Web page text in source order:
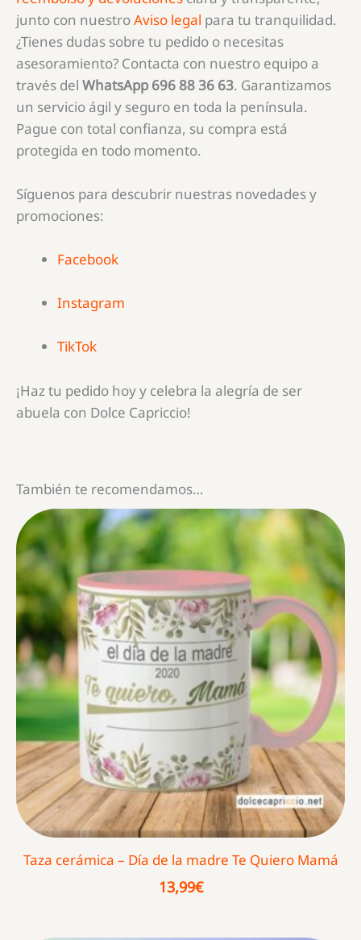
junto con nuestroAviso legal para tu tranquilidad.
¿Tienes dudas sobre tu pedido o necesitas
asesoramiento? Contacta con nuestro equipo a
través del WhatsApp 696 88 36 63. Garantizamos
un servicio ágil y seguro en toda la península.
Pague con total confianza, su compra está
protegida en todo momento.
Síguenos para descubrir nuestras novedades y
promociones:
Facebook
Instagram
TikTok
¡Haz tu pedido hoy y celebra la alegría de ser
abuela con Dolce Capriccio!
También te recomendamos…
Taza cerámica – Día de la madre Te Quiero Mamá
13,99€